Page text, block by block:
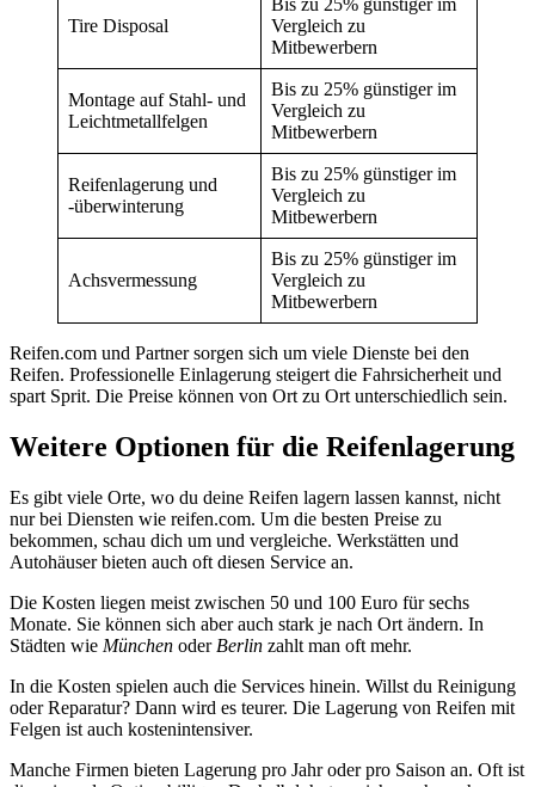
Tire Disposal
Bis zu 25% günstiger im
Vergleich zu
Mitbewerbern
Montage auf Stahl- und
Leichtmetallfelgen
Bis zu 25% günstiger im
Vergleich zu
Mitbewerbern
Reifenlagerung und
-überwinterung
Bis zu 25% günstiger im
Vergleich zu
Mitbewerbern
Achsvermessung
Bis zu 25% günstiger im
Vergleich zu
Mitbewerbern
Reifen.com und Partner sorgen sich um viele Dienste bei den
Reifen. Professionelle Einlagerung steigert die Fahrsicherheit und
spart Sprit. Die Preise können von Ort zu Ort unterschiedlich sein.
Weitere Optionen für die Reifenlagerung
Es gibt viele Orte, wo du deine Reifen lagern lassen kannst, nicht
nur bei Diensten wie reifen.com. Um die besten Preise zu
bekommen, schau dich um und vergleiche. Werkstätten und
Autohäuser bieten auch oft diesen Service an.
Die Kosten liegen meist zwischen 50 und 100 Euro für sechs
Monate. Sie können sich aber auch stark je nach Ort ändern. In
Städten wie München oder Berlin zahlt man oft mehr.
In die Kosten spielen auch die Services hinein. Willst du Reinigung
oder Reparatur? Dann wird es teurer. Die Lagerung von Reifen mit
Felgen ist auch kostenintensiver.
Manche Firmen bieten Lagerung pro Jahr oder pro Saison an. Oft ist